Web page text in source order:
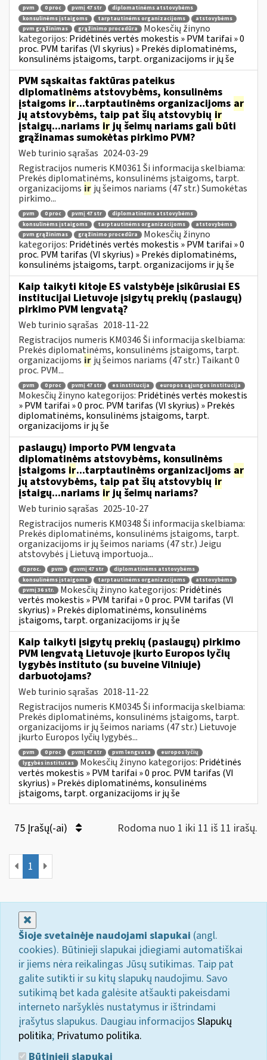
pvm 0 proc pvmį 47 str
diplomatinėms atstovybėms
konsulinėms įstaigoms
tarptautinėms organizacijoms
atstovybėms
pvm grąžinimas
grąžinimo procedūra
Mokesčių žinyno
kategorijos: Pridėtinės vertės mokestis » PVM tarifai » 0
proc. PVM tarifas (VI skyrius) » Prekės diplomatinėms,
konsulinėms įstaigoms, tarpt. organizacijoms ir jų še
PVM sąskaitas faktūras pateikus
diplomatinėms atstovybėms, konsulinėms
įstaigoms ir...tarptautinėms organizacijoms ar
jų atstovybėms, taip pat šių atstovybių ir
įstaigų...nariams irjų šeimų nariams gali būti
grąžinamas sumokėtas pirkimo PVM?
Web turinio sąrašas 2024-03-29
Registracijos numeris KM0361 Ši informacija skelbiama:
Prekės diplomatinėms, konsulinėms įstaigoms, tarpt.
organizacijoms ir jų šeimos nariams (47 str.) Sumokėtas
pirkimo...
pvm 0 proc pvmį 47 str
diplomatinėms atstovybėms
konsulinėms įstaigoms
tarptautinėms organizacijoms
atstovybėms
pvm grąžinimas
grąžinimo procedūra
Mokesčių žinyno
kategorijos: Pridėtinės vertės mokestis » PVM tarifai » 0
proc. PVM tarifas (VI skyrius) » Prekės diplomatinėms,
konsulinėms įstaigoms, tarpt. organizacijoms ir jų še
Kaip taikyti kitoje ES valstybėje įsikūrusiai ES
institucijai Lietuvoje įsigytų prekių (paslaugų)
pirkimo PVM lengvatą?
Web turinio sąrašas 2018-11-22
Registracijos numeris KM0346 Ši informacija skelbiama:
Prekės diplomatinėms, konsulinėms įstaigoms, tarpt.
organizacijoms ir jų šeimos nariams (47 str.) Taikant 0
proc. PVM...
pvm 0 proc pvmį 47 str es institucija europos sąjungos institucija
Mokesčių žinyno kategorijos: Pridėtinės vertės mokestis
» PVM tarifai » 0 proc. PVM tarifas (VI skyrius) » Prekės
diplomatinėms, konsulinėms įstaigoms, tarpt.
organizacijoms ir jų še
paslaugų) importo PVM lengvata
diplomatinėms atstovybėms, konsulinėms
įstaigoms ir...tarptautinėms organizacijoms ar
jų atstovybėms, taip pat šių atstovybių ir
įstaigų...nariams irjų šeimų nariams?
Web turinio sąrašas 2025-10-27
Registracijos numeris KM0348 Ši informacija skelbiama:
Prekės diplomatinėms, konsulinėms įstaigoms, tarpt.
organizacijoms ir jų šeimos nariams (47 str.) Jeigu
atstovybės į Lietuvą importuoja...
0 proc. pvm pvmį 47 str
diplomatinėms atstovybėms
konsulinėms įstaigoms
tarptautinėms organizacijoms
atstovybėms
pvmį 36 str.
Mokesčių žinyno kategorijos: Pridėtinės
vertės mokestis » PVM tarifai » 0 proc. PVM tarifas (VI
skyrius) » Prekės diplomatinėms, konsulinėms
įstaigoms, tarpt. organizacijoms ir jų še
Kaip taikyti įsigytų prekių (paslaugų) pirkimo
PVM lengvatą Lietuvoje įkurto Europos lyčių
lygybės instituto (su buveine Vilniuje)
darbuotojams?
Web turinio sąrašas 2018-11-22
Registracijos numeris KM0345 Ši informacija skelbiama:
Prekės diplomatinėms, konsulinėms įstaigoms, tarpt.
organizacijoms ir jų šeimos nariams (47 str.) Lietuvoje
įkurto Europos lyčių lygybės...
pvm 0 proc pvmį 47 str pvm lengvata
europos lyčių
lygybės institutas
Mokesčių žinyno kategorijos: Pridėtinės
vertės mokestis » PVM tarifai » 0 proc. PVM tarifas (VI
skyrius) » Prekės diplomatinėms, konsulinėms
įstaigoms, tarpt. organizacijoms ir jų še
75 Įrašų(-ai) Rodoma nuo 1 iki 11 iš 11 irašų.
1
Šioje svetainėje naudojami slapukai (angl.
cookies). Būtinieji slapukai įdiegiami automatiškai
ir jiems nėra reikalingas Jūsų sutikimas. Taip pat
galite sutikti ir su kitų slapukų naudojimu. Savo
sutikimą bet kada galėsite atšaukti pakeisdami
interneto naršyklės nustatymus ir ištrindami
įrašytus slapukus. Daugiau informacijos Slapukų
politika; Privatumo politika.
Būtinieji slapukai